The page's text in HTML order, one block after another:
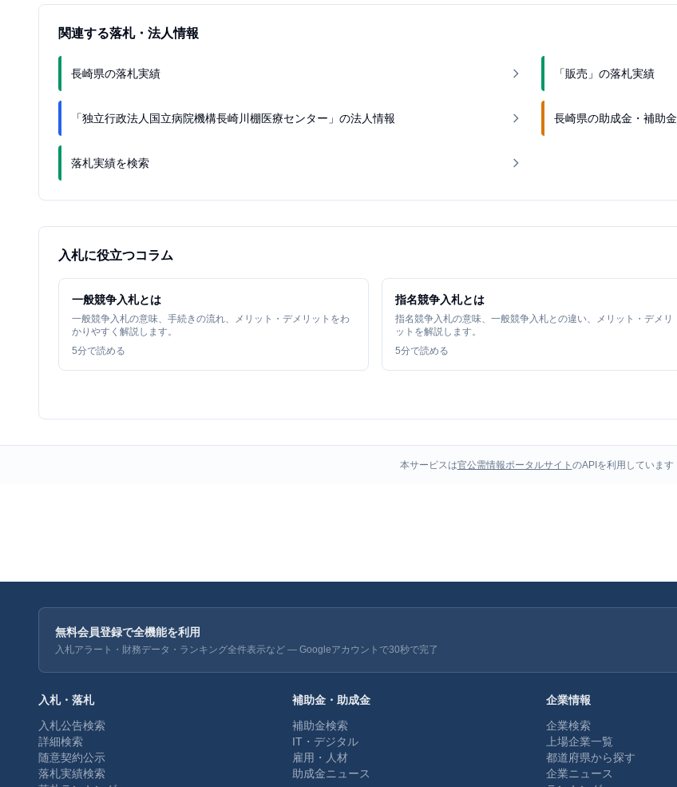
関連する落札・法人情報
長崎県の落札実績 「販売」の落札実績
「独立行政法人国立病院機構長崎川棚医療センター」の法人情報 長崎県の助成金・補助金
落札実績を検索
入札に役立つコラム
一般競争入札とは
一般競争入札の意味、手続きの流れ、メリット・デメリットをわ
かりやすく解説します。
5分で読める
指名競争入札とは
指名競争入札の意味、一般競争入札との違い、メリット・デメリ
ットを解説します。
5分で読める
本サービスは官公需情報ポータルサイト のAPIを利用しています
無料会員登録で全機能を利用
入札アラート・財務データ・ランキング全件表示など — Googleアカウントで30秒で完了
入札・落札
入札公告検索
詳細検索
随意契約公示
落札実績検索
補助金・助成金
補助金検索
IT・デジタル
雇用・人材
助成金ニュース
企業情報
企業検索
上場企業一覧
都道府県から探す
企業ニュース